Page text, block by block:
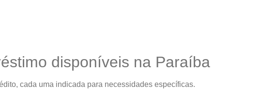
disponíveis na Paraíba
cada uma indicada para necessidades específicas.